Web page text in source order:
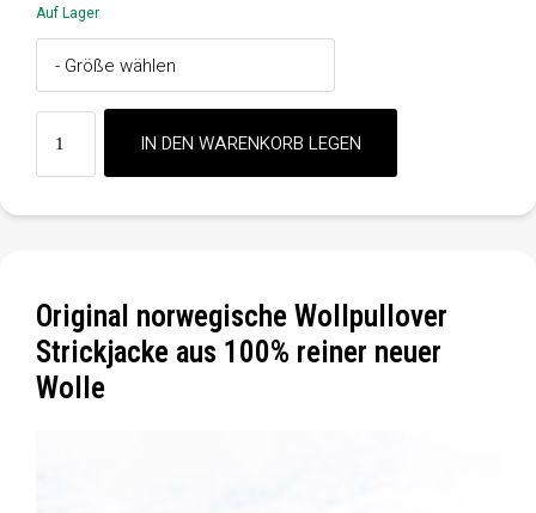
Auf Lager
Original norwegische Wollpullover
Strickjacke aus 100% reiner neuer
Wolle